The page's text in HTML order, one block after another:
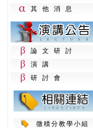
其他消息
論文研討
演講
研討會
微積分教學小組